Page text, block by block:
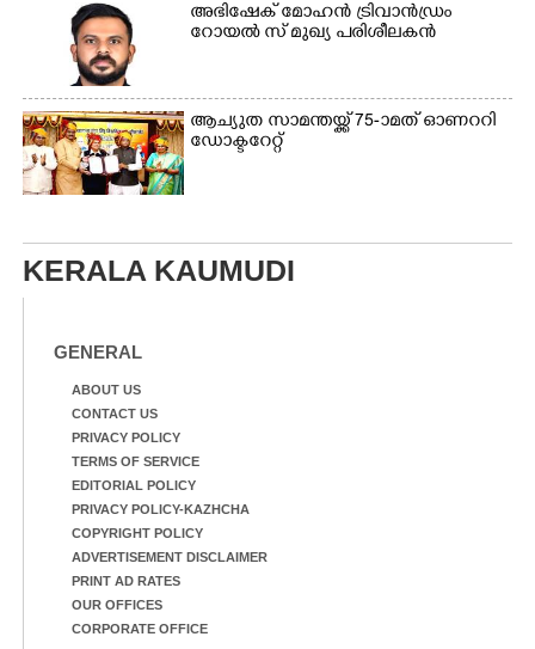
അഭിഷേക് മോഹൻ ട്രിവാൻഡ്രം
റോയൽ സ് മുഖ്യ പരിശീലകൻ
ആച്യുത സാമന്തയ്ക്ക് 75-ാമത് ഓണററി
ഡോക്ടറേറ്റ്
KERALA KAUMUDI
GENERAL
ABOUT US
CONTACT US
PRIVACY POLICY
TERMS OF SERVICE
EDITORIAL POLICY
PRIVACY POLICY-KAZHCHA
COPYRIGHT POLICY
ADVERTISEMENT DISCLAIMER
PRINT AD RATES
OUR OFFICES
CORPORATE OFFICE